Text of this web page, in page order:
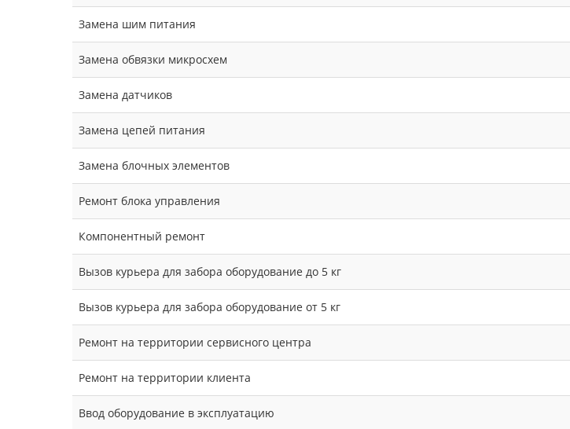
Замена шим питания
Замена обвязки микросхем
Замена датчиков
Замена цепей питания
Замена блочных элементов
Ремонт блока управления
Компонентный ремонт
Вызов курьера для забора оборудование до 5 кг
Вызов курьера для забора оборудование от 5 кг
Ремонт на территории сервисного центра
Ремонт на территории клиента
Ввод оборудование в эксплуатацию